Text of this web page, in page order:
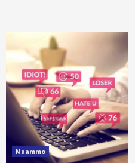
Muammo